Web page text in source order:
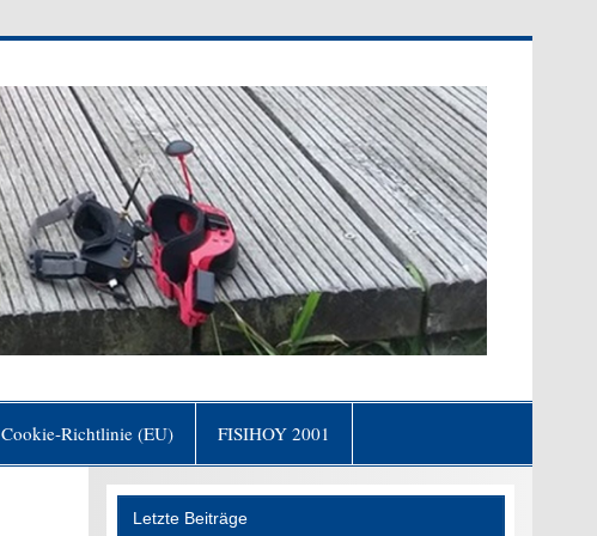
Cookie-Richtlinie (EU) FISIHOY 2001
Letzte Beiträge